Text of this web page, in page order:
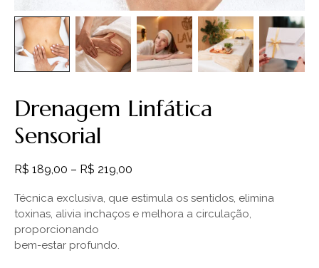
Drenagem Linfática
Sensorial
R$ 189,00 – R$ 219,00
Técnica exclusiva, que estimula os sentidos, elimina
toxinas, alivia inchaços e melhora a circulação,
proporcionando
bem-estar profundo.